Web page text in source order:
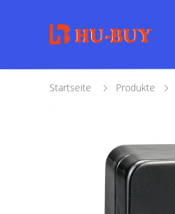
Startseite Produkte